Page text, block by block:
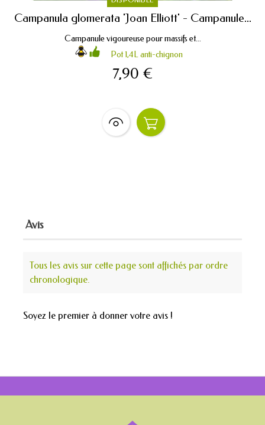
Campanula glomerata 'Joan Elliott' - Campanule...
Campanule vigoureuse pour massifs et...
Pot 1,4L anti-chignon
7,90 €
Avis
Tous les avis sur cette page sont affichés par ordre
chronologique.
Soyez le premier à donner votre avis !